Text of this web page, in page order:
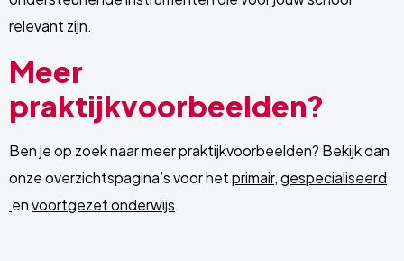
relevant zijn.
Meer
praktijkvoorbeelden?
Ben je op zoek naar meer praktijkvoorbeelden? Bekijk dan
onze overzichtspagina’s voor hetprimair,gespecialiseerd
envoortgezet onderwijs.